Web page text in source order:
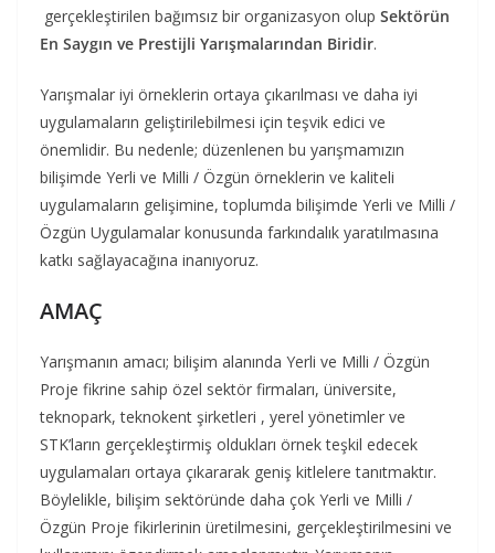
gerçekleştirilen bağımsız bir organizasyon olup Sektörün
En Saygın ve Prestijli Yarışmalarından Biridir.
Yarışmalar iyi örneklerin ortaya çıkarılması ve daha iyi
uygulamaların geliştirilebilmesi için teşvik edici ve
önemlidir. Bu nedenle; düzenlenen bu yarışmamızın
bilişimde Yerli ve Milli / Özgün örneklerin ve kaliteli
uygulamaların gelişimine, toplumda bilişimde Yerli ve Milli /
Özgün Uygulamalar konusunda farkındalık yaratılmasına
katkı sağlayacağına inanıyoruz.
AMAÇ
Yarışmanın amacı; bilişim alanında Yerli ve Milli / Özgün
Proje fikrine sahip özel sektör firmaları, üniversite,
teknopark, teknokent şirketleri , yerel yönetimler ve
STK’ların gerçekleştirmiş oldukları örnek teşkil edecek
uygulamaları ortaya çıkararak geniş kitlelere tanıtmaktır.
Böylelikle, bilişim sektöründe daha çok Yerli ve Milli /
Özgün Proje fikirlerinin üretilmesini, gerçekleştirilmesini ve